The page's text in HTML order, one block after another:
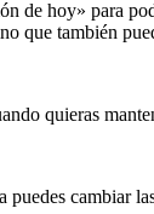
de hoy» para
que también
quieras
puedes